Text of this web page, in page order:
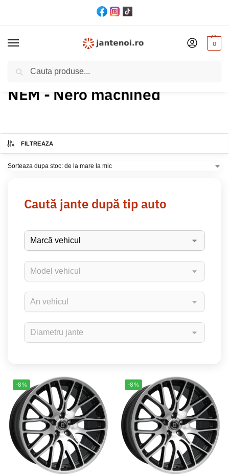
0
Acasă Produs Culoare / NEM - Nero machined
NEM - Nero machined
FILTREAZA
Caută jante după tip auto
-8% -8%